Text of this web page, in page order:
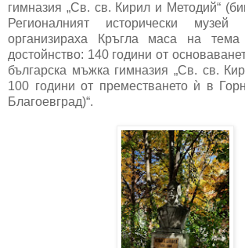
гимназия „Св. св. Кирил и Методий“
Регионалният исторически музей
организираха Кръгла маса на тема
достойнство: 140 години от
българска мъжка гимназия „Св. св.
100 години от преместването ѝ в
Благоевград)“.